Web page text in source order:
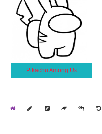
Pikachu Among Us